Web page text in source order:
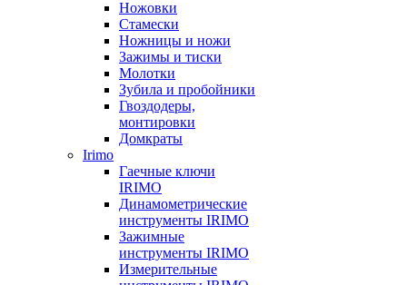
Ножовки
Стамески
Ножницы и ножи
Зажимы и тиски
Молотки
Зубила и пробойники
Гвоздодеры,
монтировки
Домкраты
Irimo
Гаечные ключи
IRIMO
Динамометрические
инструменты IRIMO
Зажимные
инструменты IRIMO
Измерительные